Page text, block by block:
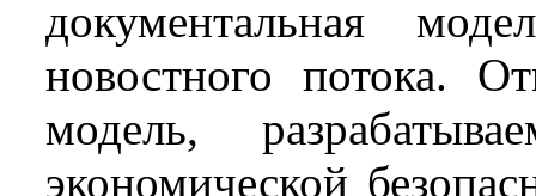
документальная
новостного потока.
модель,
экономической